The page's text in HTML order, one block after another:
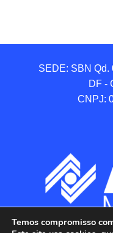
SEDE: SBN Qd.
DF -
CNPJ:
Temos compromisso